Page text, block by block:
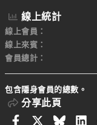
線上統計
線上會員
線上來賓
會員總計
包含隱身會員的總數。
分享此頁
Facebook